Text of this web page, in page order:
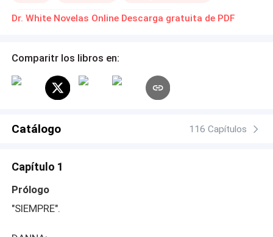
Su primer amor, y muchas emociones del pasado se
recordar el pasado? ¿Y si ambos son la medicina que el
replantear si el amor da, en serio, segundas
oportunidades.
Segunda Oportunidad Primer Amor
Dr. White Novelas Online Descarga gratuita de PDF
Comparitr los libros en:
Catálogo 116 Capítulos
Capítulo 1
Prólogo
"SIEMPRE".